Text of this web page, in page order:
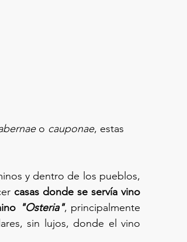
o cauponae, estas
y dentro de los pueblos,
casas donde se servía vino
"Osteria", principalmente
sin lujos, donde el vino